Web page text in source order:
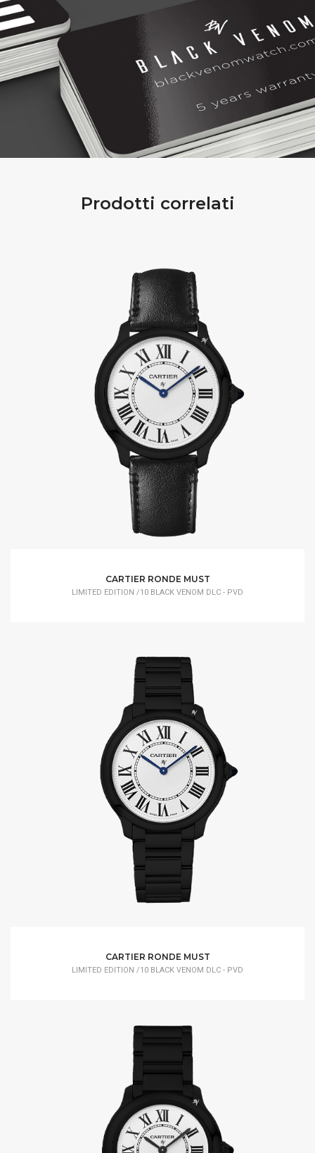
Prodotti correlati
CARTIER RONDE MUST
LIMITED EDITION /10 BLACK VENOM DLC - PVD
CARTIER RONDE MUST
LIMITED EDITION /10 BLACK VENOM DLC - PVD